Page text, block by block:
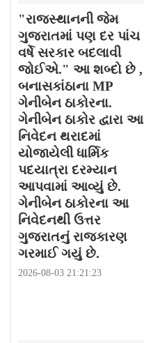
"રાજસ્થાનની જેમ
ગુજરાતમાં પણ દર પાંચ
વર્ષે સરકાર બદલાવી
જોઈએ." આ શબ્દો છે ,
બનાસકાંઠાના MP
ગેનીબેન ઠાકોરના.
ગેનીબેન ઠાકોર દ્વારા આ
નિવેદન થરાદમાં
યોજાયેલી ધાર્મિક
પદયાત્રા દરમ્યાન
આપવામાં આવ્યું છે.
ગેનીબેન ઠાકોરના આ
નિવેદનથી ઉત્તર
ગુજરાતનું રાજકારણ
ગરમાઈ ગયું છે.
2026-08-03 21:21:23